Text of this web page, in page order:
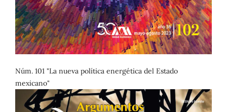
Núm. 101 "La nueva política energética del Estado
mexicano"